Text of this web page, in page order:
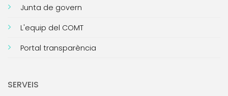
Junta de govern
L'equip del COMT
Portal transparència
SERVEIS